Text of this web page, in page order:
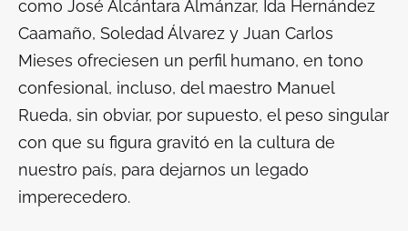
como José Alcántara Almánzar, Ida Hernández
Caamaño, Soledad Álvarez y Juan Carlos
Mieses ofreciesen un perfil humano, en tono
confesional, incluso, del maestro Manuel
Rueda, sin obviar, por supuesto, el peso singular
con que su figura gravitó en la cultura de
nuestro país, para dejarnos un legado
imperecedero.